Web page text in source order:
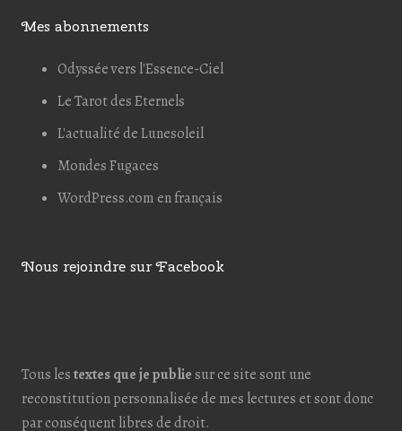
Mes abonnements
Odyssée vers l'Essence-Ciel
Le Tarot des Eternels
L'actualité de Lunesoleil
Mondes Fugaces
WordPress.com en français
Nous rejoindre sur Facebook
Tous lestextes que je publiesur ce site sont une
reconstitution personnalisée de mes lectures et sont donc
par conséquent libres de droit.